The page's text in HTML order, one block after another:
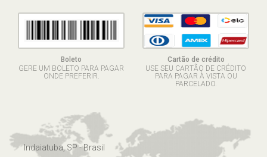
Boleto
GERE UM BOLETO PARA PAGAR
ONDE PREFERIR.
Cartão de crédito
USE SEU CARTÃO DE CRÉDITO
PARA PAGAR À VISTA OU
PARCELADO.
Indaiatuba, SP - Brasil